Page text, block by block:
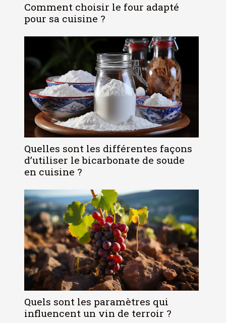
Comment choisir le four adapté
pour sa cuisine ?
Quelles sont les différentes façons
d’utiliser le bicarbonate de soude
en cuisine ?
Quels sont les paramètres qui
influencent un vin de terroir ?